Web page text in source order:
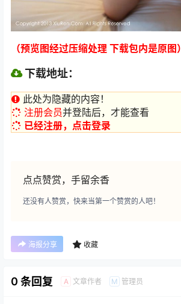
（预览图经过压缩处理 下载包内是原图）
下载地址：
此处为隐藏的内容！
注册会员并登陆后，才能查看
已经注册，点击登录
点点赞赏，手留余香
还没有人赞赏，快来当第一个赞赏的人吧！
海报分享 收藏
0 条回复 A 文章作者 M 管理员